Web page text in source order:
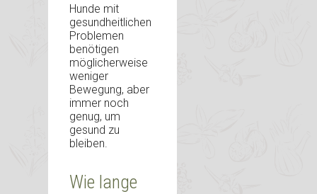
Hunde mit
gesundheitlichen
Problemen
benötigen
möglicherweise
weniger
Bewegung, aber
immer noch
genug, um
gesund zu
bleiben.
Wie lange